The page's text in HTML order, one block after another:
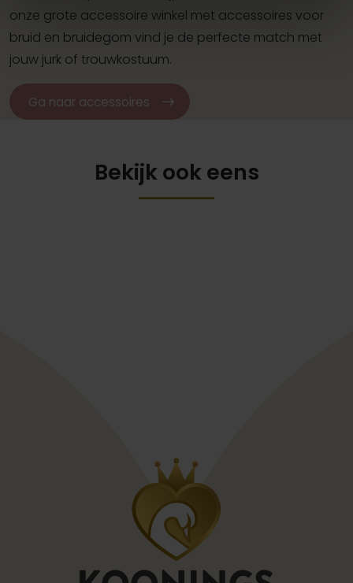
onze grote accessoire winkel met accessoires voor
bruid en bruidegom vind je de perfecte match met
jouw jurk of trouwkostuum.
Ga naar accessoires
Bekijk ook eens
Pinterest